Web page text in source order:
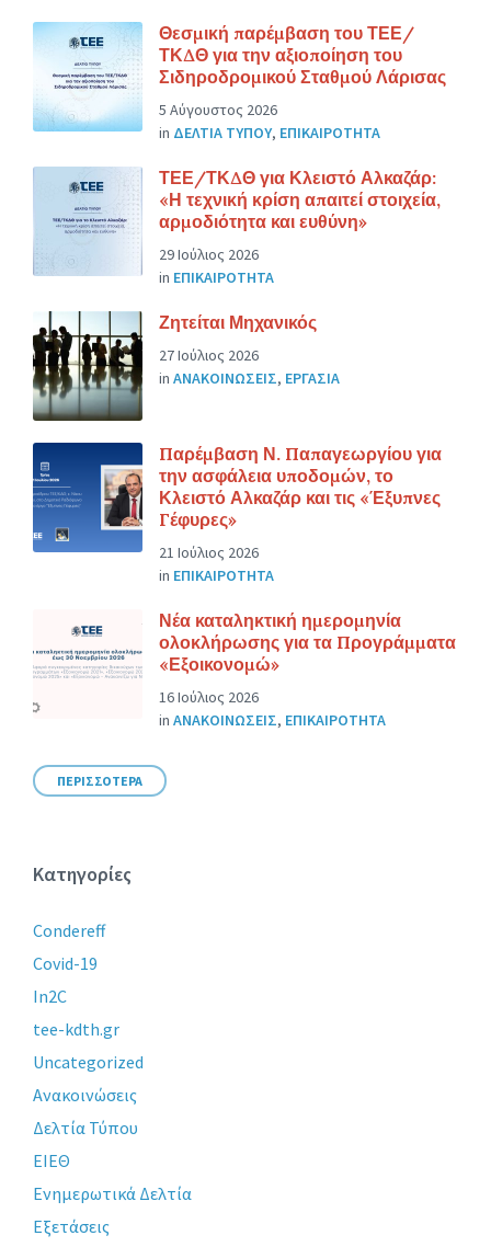
Θεσμική παρέμβαση του ΤΕΕ/
ΤΚΔΘ για την αξιοποίηση του
Σιδηροδρομικού Σταθμού Λάρισας
5 Αύγουστος 2026
in ΔΕΛΤΙΑ ΤΥΠΟΥ, ΕΠΙΚΑΙΡΟΤΗΤΑ
ΤΕΕ/ΤΚΔΘ για Κλειστό Αλκαζάρ:
«Η τεχνική κρίση απαιτεί στοιχεία,
αρμοδιότητα και ευθύνη»
29 Ιούλιος 2026
in ΕΠΙΚΑΙΡΟΤΗΤΑ
Ζητείται Μηχανικός
27 Ιούλιος 2026
in ΑΝΑΚΟΙΝΩΣΕΙΣ, ΕΡΓΑΣΙΑ
Παρέμβαση Ν. Παπαγεωργίου για
την ασφάλεια υποδομών, το
Κλειστό Αλκαζάρ και τις «Έξυπνες
Γέφυρες»
21 Ιούλιος 2026
in ΕΠΙΚΑΙΡΟΤΗΤΑ
Νέα καταληκτική ημερομηνία
ολοκλήρωσης για τα Προγράμματα
«Εξοικονομώ»
16 Ιούλιος 2026
in ΑΝΑΚΟΙΝΩΣΕΙΣ, ΕΠΙΚΑΙΡΟΤΗΤΑ
ΠΕΡΙΣΣΟΤΕΡΑ
Κατηγορίες
Condereff
Covid-19
In2C
tee-kdth.gr
Uncategorized
Ανακοινώσεις
Δελτία Τύπου
ΕΙΕΘ
Ενημερωτικά Δελτία
Εξετάσεις